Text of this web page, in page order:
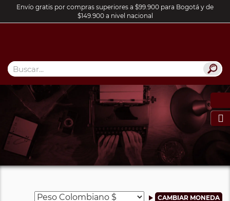
Envío gratis por compras superiores a $99.900 para Bogotá y de
$149.900 a nivel nacional
